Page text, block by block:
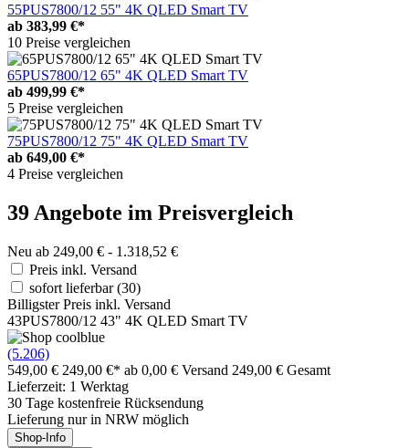
55PUS7800/12 55" 4K QLED Smart TV
ab 383,99 €*
10 Preise vergleichen
65PUS7800/12 65" 4K QLED Smart TV
ab 499,99 €*
5 Preise vergleichen
75PUS7800/12 75" 4K QLED Smart TV
ab 649,00 €*
4 Preise vergleichen
39 Angebote im Preisvergleich
Neu ab 249,00 € - 1.318,52 €
Preis inkl. Versand
sofort lieferbar(30)
Billigster Preis inkl. Versand
43PUS7800/12 43" 4K QLED Smart TV
(5.206)
549,00 € 249,00 €* ab 0,00 € Versand 249,00 € Gesamt
Lieferzeit: 1 Werktag
30 Tage kostenfreie Rücksendung
Lieferung nur in NRW möglich
Shop-Info